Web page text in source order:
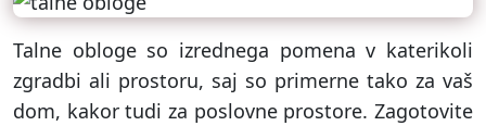
Talne obloge so izrednega pomena v katerikoli
zgradbi ali prostoru, saj so primerne tako za vaš
dom, kakor tudi za poslovne prostore. Zagotovite